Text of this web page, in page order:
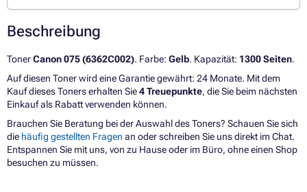
Beschreibung
TonerCanon 075 (6362C002). Farbe: Gelb. Kapazität: 1300 Seiten.
Auf diesen Toner wird eine Garantie gewährt: 24 Monate. Mit dem
Kauf dieses Toners erhalten Sie4 Treuepunkte, die Sie beim nächsten
Einkauf als Rabatt verwenden können.
Brauchen Sie Beratung bei der Auswahl des Toners? Schauen Sie sich
die häufig gestellten Fragen an oder schreiben Sie uns direkt im Chat.
Entspannen Sie mit uns, von zu Hause oder im Büro, ohne einen Shop
besuchen zu müssen.